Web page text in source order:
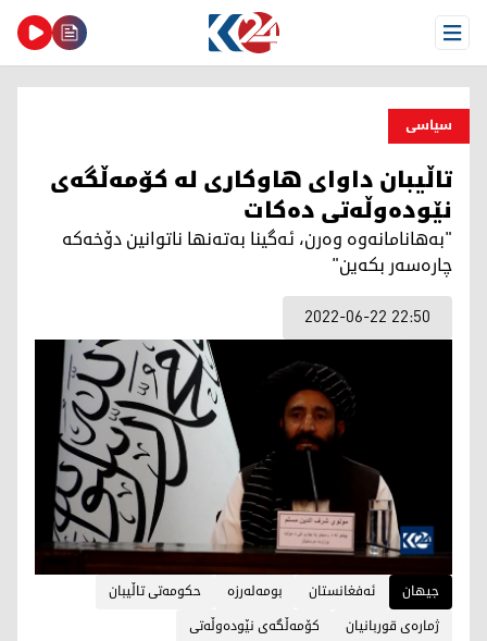
Open Menu
سیاسی
تاڵیبان داوای هاوكاری له‌ كۆمه‌ڵگه‌ی
نێوده‌وڵه‌تی ده‌كات
"به‌هانامانه‌وه‌ وه‌رن، ئه‌گینا به‌ته‌نها ناتوانین دۆخه‌كه‌
چاره‌سه‌ر بكه‌ین"
2022-06-22 22:50
جیهان ئه‌فغانستان بومه‌له‌رزه‌
حكومه‌تی تاڵیبان
ژماره‌ی قوربانیان
كۆمه‌ڵگه‌ی نێوده‌وڵه‌تی